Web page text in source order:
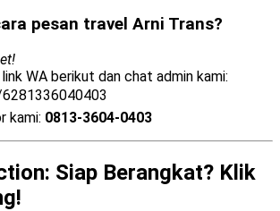
pesan travel Arni Trans?
WA berikut dan chat admin kami:
kami: 0813-3604-0403
Siap Berangkat? Klik